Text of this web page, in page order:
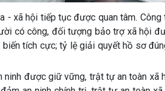
- xã hội tiếp tục được quan tâm.
có công, đối tượng bảo trợ xã hội
biến tích cực; tỷ lệ giải quyết hồ sơ
ninh được giữ vững, trật tự an toàn xã